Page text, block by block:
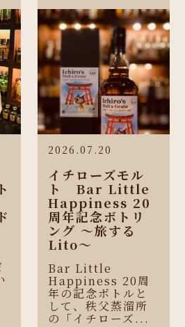
2026.07.20
イチローズモル
ト Bar Little
Happiness 20
周年記念ボトリ
ング 〜旅する
Lito〜
Bar Little
Happiness 20周
年の記念ボトルと
して、秩父蒸溜所
の「イチローズ...